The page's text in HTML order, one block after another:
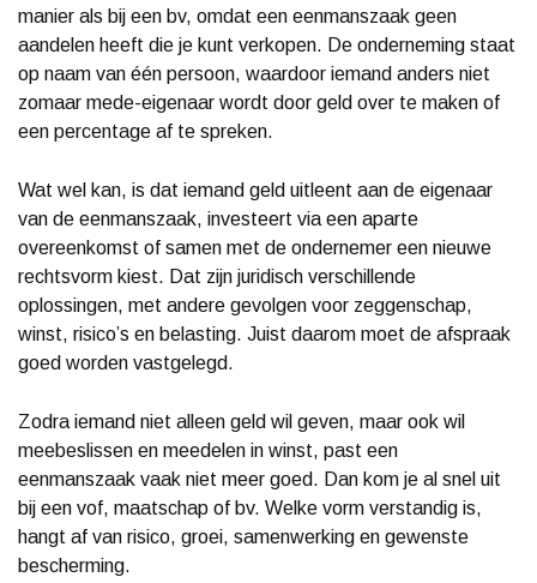
manier als bij een bv, omdat een eenmanszaak geen
aandelen heeft die je kunt verkopen. De onderneming staat
op naam van één persoon, waardoor iemand anders niet
zomaar mede-eigenaar wordt door geld over te maken of
een percentage af te spreken.
Wat wel kan, is dat iemand geld uitleent aan de eigenaar
van de eenmanszaak, investeert via een aparte
overeenkomst of samen met de ondernemer een nieuwe
rechtsvorm kiest. Dat zijn juridisch verschillende
oplossingen, met andere gevolgen voor zeggenschap,
winst, risico’s en belasting. Juist daarom moet de afspraak
goed worden vastgelegd.
Zodra iemand niet alleen geld wil geven, maar ook wil
meebeslissen en meedelen in winst, past een
eenmanszaak vaak niet meer goed. Dan kom je al snel uit
bij een vof, maatschap of bv. Welke vorm verstandig is,
hangt af van risico, groei, samenwerking en gewenste
bescherming.